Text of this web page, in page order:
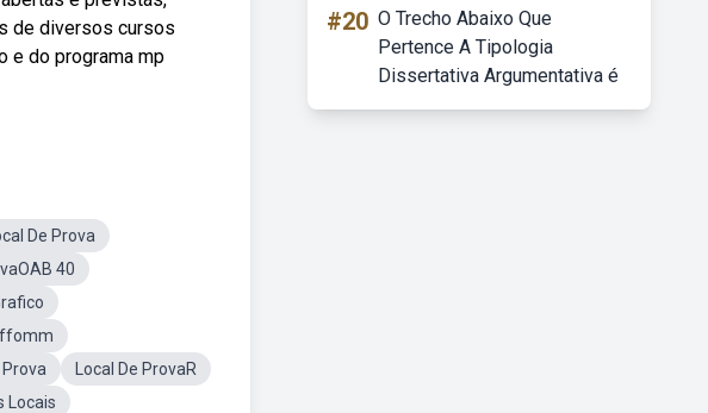
de diversos cursos
e do programa mp
De Prova
40
Prova
Local De ProvaR
Locais
#20 O Trecho Abaixo Que
Pertence A Tipologia
Dissertativa Argumentativa é